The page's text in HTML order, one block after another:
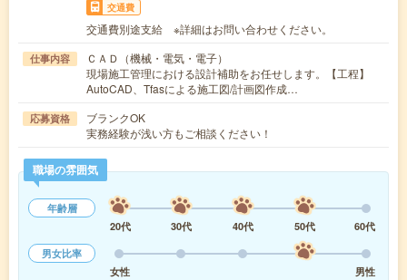
交通費
交通費別途支給 ※詳細はお問い合わせください。
仕事内容
ＣＡＤ（機械・電気・電子）
現場施工管理における設計補助をお任せします。【工程】
AutoCAD、Tfasによる施工図/計画図作成…
応募資格
ブランクOK
実務経験が浅い方もご相談ください！
職場の雰囲気
年齢層
20代
30代 40代 50代
60代
男女比率
女性
男性